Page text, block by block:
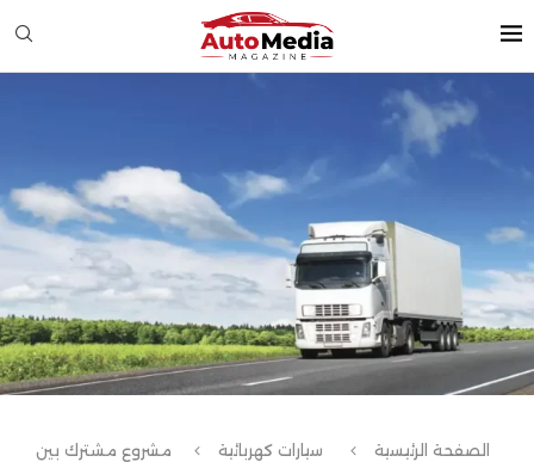
الصفحة الرئيسية سيارات كهربائية
مشروع مشترك بين